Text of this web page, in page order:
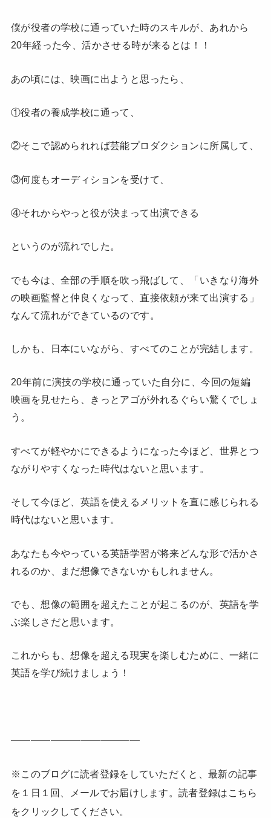
僕が役者の学校に通っていた時のスキルが、あれから
20年経った今、活かさせる時が来るとは！！
あの頃には、映画に出ようと思ったら、
①役者の養成学校に通って、
②そこで認められれば芸能プロダクションに所属して、
③何度もオーディションを受けて、
④それからやっと役が決まって出演できる
というのが流れでした。
でも今は、全部の手順を吹っ飛ばして、「いきなり海外
の映画監督と仲良くなって、直接依頼が来て出演する」
なんて流れができているのです。
しかも、日本にいながら、すべてのことが完結します。
20年前に演技の学校に通っていた自分に、今回の短編
映画を見せたら、きっとアゴが外れるぐらい驚くでしょ
う。
すべてが軽やかにできるようになった今ほど、世界とつ
ながりやすくなった時代はないと思います。
そして今ほど、英語を使えるメリットを直に感じられる
時代はないと思います。
あなたも今やっている英語学習が将来どんな形で活かさ
れるのか、まだ想像できないかもしれません。
でも、想像の範囲を超えたことが起こるのが、英語を学
ぶ楽しさだと思います。
これからも、想像を超える現実を楽しむために、一緒に
英語を学び続けましょう！
—————————————
※このブログに読者登録をしていただくと、最新の記事
を１日１回、メールでお届けします。読者登録はこちら
をクリックしてください。